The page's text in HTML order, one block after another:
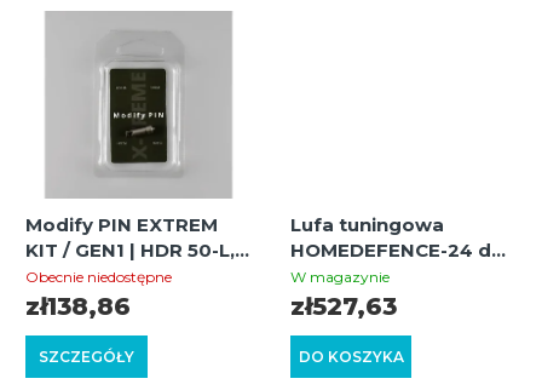
Modify PIN EXTREM
KIT / GEN1 | HDR 50-L,
HDR/TR 50, HDP/TP 50,
HDR/TR 68, HDB/TB
68, HDS/TS 68 |
Ekstremalne
Zwiększenie Mocy
Obecnie niedostępne
SZCZEGÓŁY
zł138,86
Lufa tuningowa
HOMEDEFENCE-24 do
Umarex T4E HDR/TR
68 z gwintem + 1
nasadka i osłona
W magazynie
DO KOSZYKA
zł527,63